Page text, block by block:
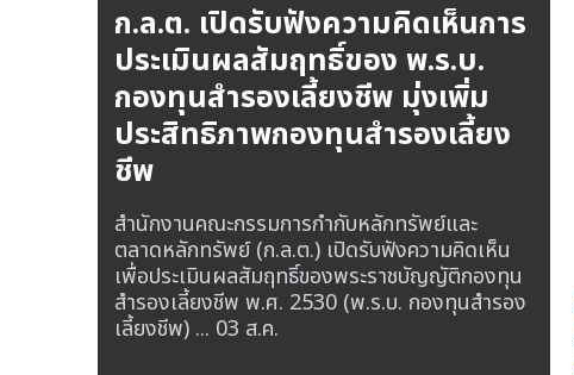
ก.ล.ต. เปิดรับฟังความคิดเห็นการ
ประเมินผลสัมฤทธิ์ของ พ.ร.บ.
กองทุนสำรองเลี้ยงชีพ มุ่งเพิ่ม
ประสิทธิภาพกองทุนสำรองเลี้ยง
ชีพ
สำนักงานคณะกรรมการกำกับหลักทรัพย์และ
ตลาดหลักทรัพย์ (ก.ล.ต.) เปิดรับฟังความคิดเห็น
เพื่อประเมินผลสัมฤทธิ์ของพระราชบัญญัติกองทุน
สำรองเลี้ยงชีพ พ.ศ. 2530 (พ.ร.บ. กองทุนสำรอง
เลี้ยงชีพ) ... 03 ส.ค.